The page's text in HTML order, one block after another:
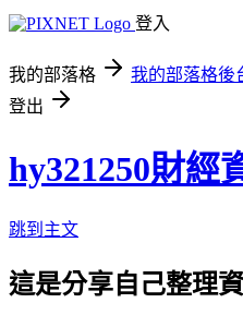
登入
我的部落格 我的部落格後
登出
hy321250財經
跳到主文
這是分享自己整理